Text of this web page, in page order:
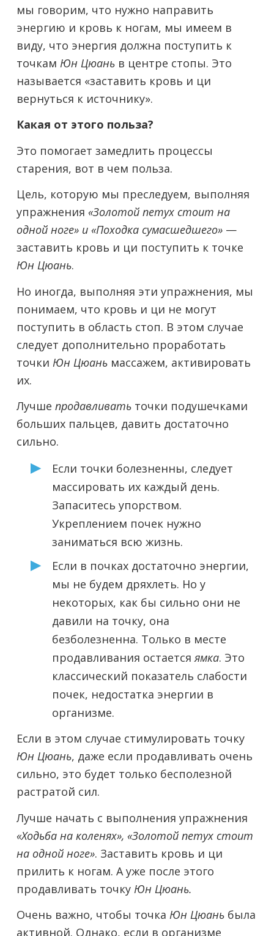
мы говорим, что нужно направить
энергию и кровь к ногам, мы имеем в
виду, что энергия должна поступить к
точкам Юн Цюань в центре стопы. Это
называется «заставить кровь и ци
вернуться к источнику».
Какая от этого польза?
Это помогает замедлить процессы
старения, вот в чем польза.
Цель, которую мы преследуем, выполняя
упражнения «Золотой петух стоит на
одной ноге» и «Походка сумасшедшего» —
заставить кровь и ци поступить к точке
Юн Цюань.
Но иногда, выполняя эти упражнения, мы
понимаем, что кровь и ци не могут
поступить в область стоп. В этом случае
следует дополнительно проработать
точки Юн Цюань массажем, активировать
их.
Лучше продавливать точки подушечками
больших пальцев, давить достаточно
сильно.
Если точки болезненны, следует
массировать их каждый день.
Запаситесь упорством.
Укреплением почек нужно
заниматься всю жизнь.
Если в почках достаточно энергии,
мы не будем дряхлеть. Но у
некоторых, как бы сильно они не
давили на точку, она
безболезненна. Только в месте
продавливания остаетсяямка. Это
классический показатель слабости
почек, недостатка энергии в
организме.
Если в этом случае стимулировать точку
Юн Цюань, даже если продавливать очень
сильно, это будет только бесполезной
растратой сил.
Лучше начать с выполнения упражнения
«Ходьба на коленях», «Золотой петух стоит
на одной ноге». Заставить кровь и ци
прилить к ногам. А уже после этого
продавливать точку Юн Цюань.
Очень важно, чтобы точка Юн Цюань была
активной. Однако, если в организме